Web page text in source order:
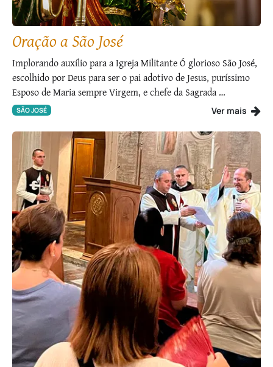
Oração a São José
Implorando auxílio para a Igreja Militante Ó glorioso São José,
escolhido por Deus para ser o pai adotivo de Jesus, puríssimo
Esposo de Maria sempre Virgem, e chefe da Sagrada …
SÃO JOSÉ Ver mais